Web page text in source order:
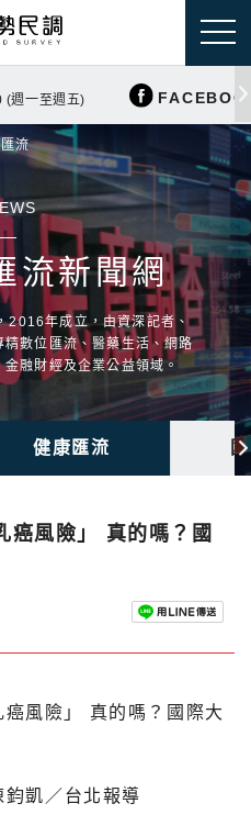
(週一至週五)
流
流新聞網
2016年成立，由資深記者、
數位匯流、醫藥生活、網路
融財經及企業公益領域。
健康匯流
癌風險」 真的嗎？國
凱／台北報導